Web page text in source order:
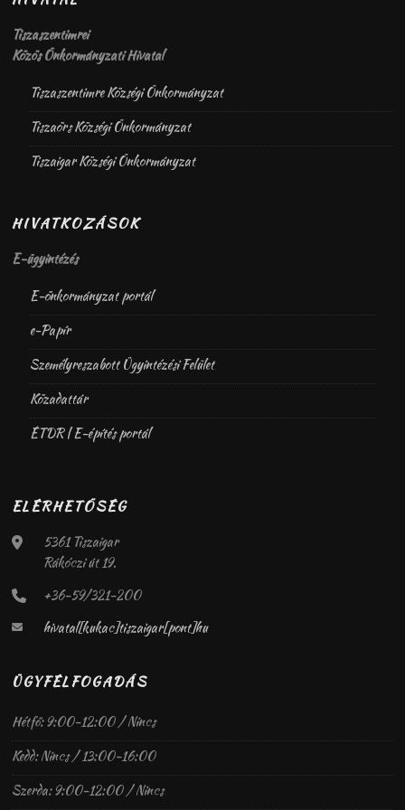
Tiszaszentimrei
Közös Önkormányzati Hivatal
Tiszaszentimre Községi Önkormányzat
Tiszaörs Községi Önkormányzat
Tiszaigar Községi Önkormányzat
HIVATKOZÁSOK
E-ügyintézés
E-önkormányzat portál
e-Papír
Személyreszabott Ügyintézési Felület
Közadattár
ÉTDR | E-építés portál
ELÉRHETŐSÉG
5361 Tiszaigar
Rákóczi út 19.
+36-59/321-200
hivatal[kukac]tiszaigar[pont]hu
ÜGYFÉLFOGADÁS
Hétfő: 9:00-12:00 / Nincs
Kedd: Nincs / 13:00-16:00
Szerda: 9:00-12:00 / Nincs